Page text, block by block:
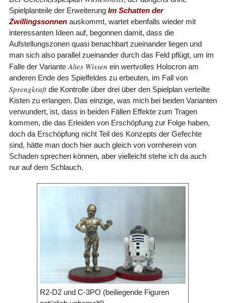
Spielplanteile der Erweiterung Im Schatten der
Zwillingssonnenauskommt, wartet ebenfalls wieder mit
interessanten Ideen auf, begonnen damit, dass die
Aufstellungszonen quasi benachbart zueinander liegen und
man sich also parallel zueinander durch das Feld pflügt, um im
Falle der Variante Altes Wissen ein wertvolles Holocron am
anderen Ende des Spielfeldes zu erbeuten, im Fall von
Sprengkraftdie Kontrolle über drei über den Spielplan verteilte
Kisten zu erlangen. Das einzige, was mich bei beiden Varianten
verwundert, ist, dass in beiden Fällen Effekte zum Tragen
kommen, die das Erleiden von Erschöpfung zur Folge haben,
doch da Erschöpfung nicht Teil des Konzepts der Gefechte
sind, hätte man doch hier auch gleich von vornherein von
Schaden sprechen können, aber vielleicht stehe ich da auch
nur auf dem Schlauch.
R2-D2 und C-3PO (beiliegende Figuren